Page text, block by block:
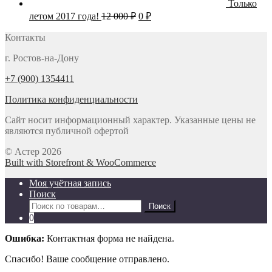
Только
летом 2017 года! 12 000₽ Первоначальная
0 ₽Текущая
Контакты
г. Ростов-на-Дону
+7 (900) 1354411
Политика конфиденциальности
Сайт носит информационный характер. Указанные цены не
являются публичной офертой
© Астер 2026
Built with Storefront & WooCommerce
Моя учётная запись
Поиск
Искать:
Поиск
0
Ошибка: Контактная форма не найдена.
Спасибо! Ваше сообщение отправлено.